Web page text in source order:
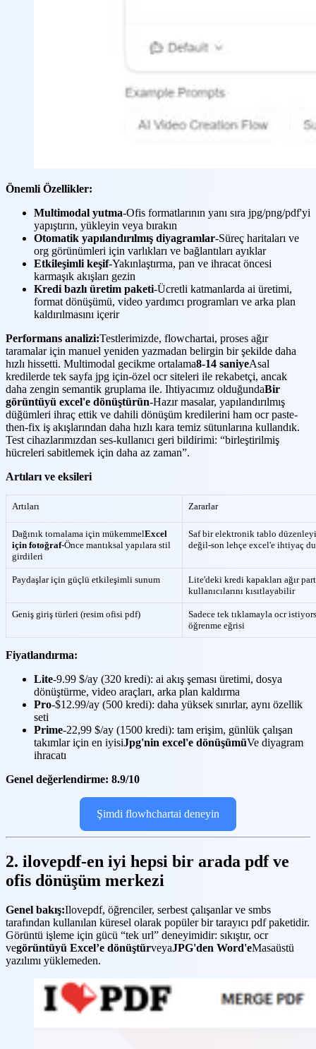
Önemli Özellikler:
Multimodal yutma-Ofis formatlarının yanı sıra jpg/png/pdf'yi
yapıştırın, yükleyin veya bırakın
Otomatik yapılandırılmış diyagramlar-Süreç haritaları ve
org görünümleri için varlıkları ve bağlantıları ayıklar
Etkileşimli keşif-Yakınlaştırma, pan ve ihracat öncesi
karmaşık akışları gezin
Kredi bazlı üretim paketi-Ücretli katmanlarda ai üretimi,
format dönüşümü, video yardımcı programları ve arka plan
kaldırılmasını içerir
Performans analizi:Testlerimizde, flowchartai, proses ağır
taramalar için manuel yeniden yazmadan belirgin bir şekilde daha
hızlı hissetti. Multimodal gecikme ortalama8-14 saniyeAsal
kredilerde tek sayfa jpg için-özel ocr siteleri ile rekabetçi, ancak
daha zengin semantik gruplama ile. Ihtiyacımız olduğundaBir
görüntüyü excel'e dönüştürün-Hazır masalar, yapılandırılmış
düğümleri ihraç ettik ve dahili dönüşüm kredilerini ham ocr paste-
then-fix iş akışlarından daha hızlı kara temiz sütunlarına kullandık.
Test cihazlarımızdan ses-kullanıcı geri bildirimi: “birleştirilmiş
hücreleri sabitlemek için daha az zaman”.
Artıları ve eksileri
Artıları Zararlar
Dağınık tornalama için mükemmelExcel
için fotoğraf-Önce mantıksal yapılara stil
girdileri
Saf bir elektronik tablo
değil-son lehçe excel'e ihtiyaç
Paydaşlar için güçlü etkileşimli sunum
Lite'deki kredi kapakları ağır
kullanıcılarını kısıtlayabilir
Geniş giriş türleri (resim ofisi pdf)
Sadece tek tıklamayla ocr
öğrenme eğrisi
Fiyatlandırma:
Lite-9.99 $/ay (320 kredi): ai akış şeması üretimi, dosya
dönüştürme, video araçları, arka plan kaldırma
Pro-$12.99/ay (500 kredi): daha yüksek sınırlar, aynı özellik
seti
Prime-22,99 $/ay (1500 kredi): tam erişim, günlük çalışan
takımlar için en iyisiJpg'nin excel'e dönüşümüVe diyagram
ihracatı
Genel değerlendirme: 8.9/10
Şimdi flowhchartai deneyin
2. ilovepdf-en iyi hepsi bir arada pdf ve
ofis dönüşüm merkezi
Genel bakış:Ilovepdf, öğrenciler, serbest çalışanlar ve smbs
tarafından kullanılan küresel olarak popüler bir tarayıcı pdf paketidir.
Görüntü işleme için gücü “tek url” deneyimidir: sıkıştır, ocr
vegörüntüyü Excel’e dönüştürveyaJPG'den Word'eMasaüstü
yazılımı yüklemeden.